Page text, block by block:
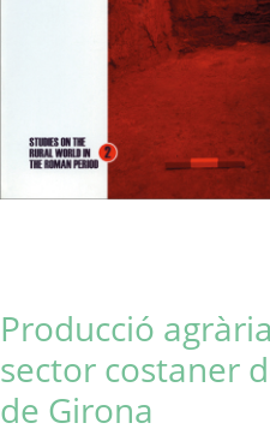
Producció
sector costaner
de Girona